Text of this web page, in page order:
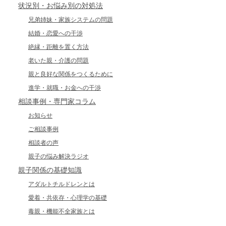
状況別・お悩み別の対処法
兄弟姉妹・家族システムの問題
結婚・恋愛への干渉
絶縁・距離を置く方法
老いた親・介護の問題
親と良好な関係をつくるために
進学・就職・お金への干渉
相談事例・専門家コラム
お知らせ
ご相談事例
相談者の声
親子の悩み解決ラジオ
親子関係の基礎知識
アダルトチルドレンとは
愛着・共依存・心理学の基礎
毒親・機能不全家族とは